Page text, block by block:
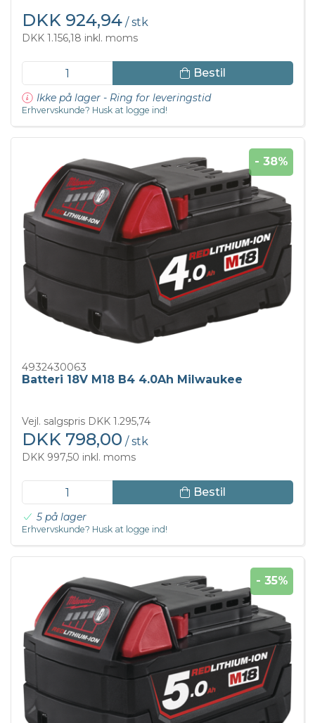
DKK 924,94 / stk
DKK 1.156,18 inkl. moms
Bestil
Ikke på lager - Ring for leveringstid
Erhvervskunde? Husk at logge ind!
- 38%
4932430063
Batteri 18V M18 B4 4.0Ah Milwaukee
Vejl. salgspris DKK 1.295,74
DKK 798,00 / stk
DKK 997,50 inkl. moms
Bestil
5 på lager
Erhvervskunde? Husk at logge ind!
- 35%